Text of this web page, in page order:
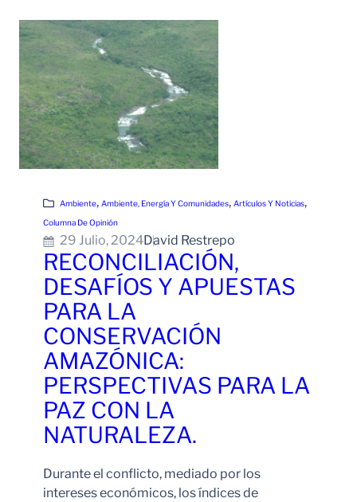
Ambiente, Ambiente, Energía Y Comunidades, Artículos Y Noticias
Columna De Opinión
29 Julio, 2024David Restrepo
RECONCILIACIÓN,
DESAFÍOS Y APUESTAS
PARA LA
CONSERVACIÓN
AMAZÓNICA:
PERSPECTIVAS PARA LA
PAZ CON LA
NATURALEZA.
Durante el conflicto, mediado por los
intereses económicos, los índices de